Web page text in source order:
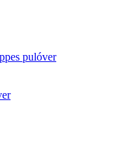
pulóver